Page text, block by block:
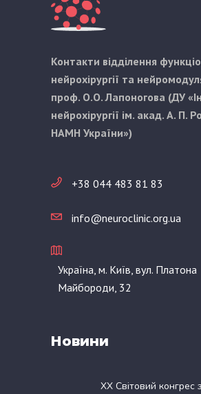
Контакти відділення
нейрохірургії та
проф. О.О. Лапоногова (ДУ
нейрохірургії ім. акад. А. П.
НАМН України»)
+38 044 483 81 83
info@neuroclinic.org.ua
Україна, м. Київ, вул. Платона
Майбороди, 32
Новини
XX Світовий конгрес з